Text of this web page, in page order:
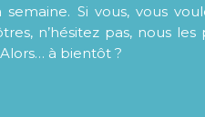
Si vous, vous
n’hésitez pas, nous les
à bientôt ?